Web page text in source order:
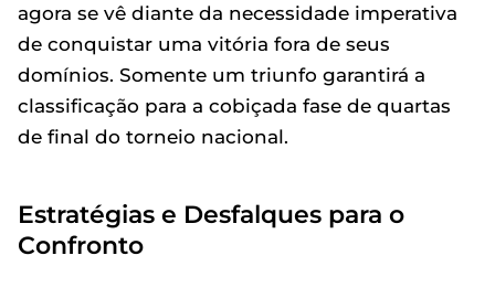
agora se vê diante da necessidade imperativa
de conquistar uma vitória fora de seus
domínios. Somente um triunfo garantirá a
classificação para a cobiçada fase de quartas
de final do torneio nacional.
Estratégias e Desfalques para o
Confronto